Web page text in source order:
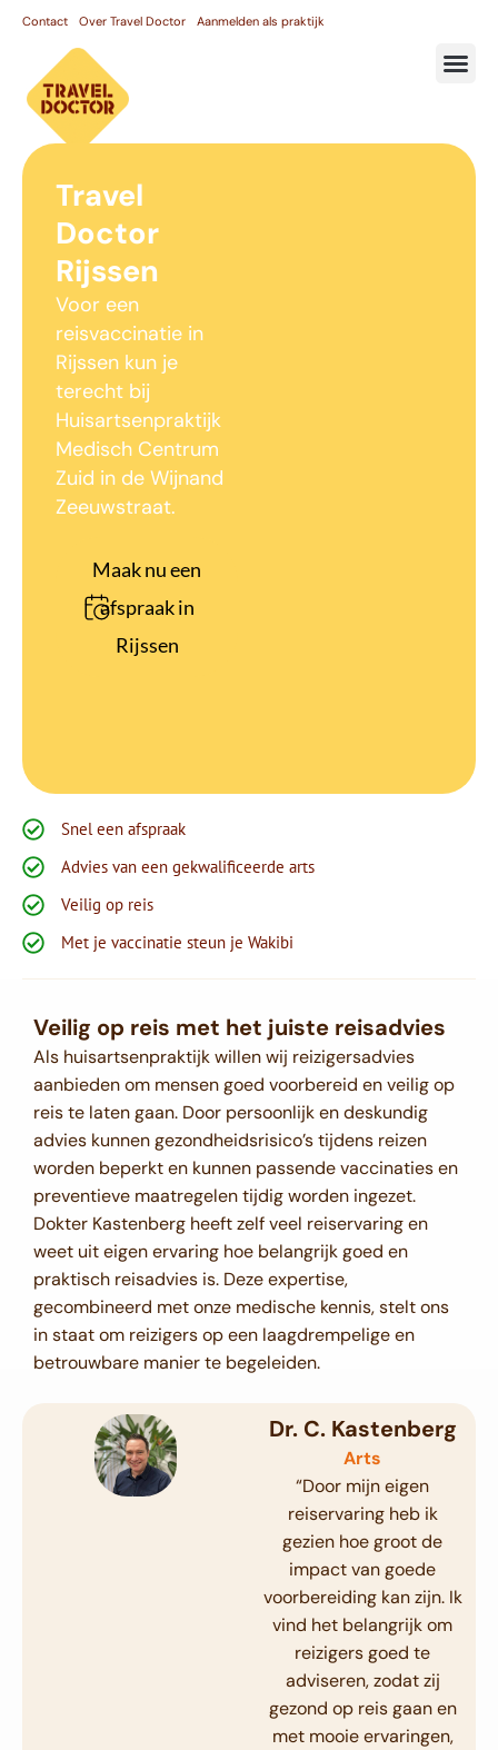
Contact Over Travel Doctor Aanmelden als praktijk
Travel
Doctor
Rijssen
Voor een
reisvaccinatie in
Rijssen kun je
terecht bij
Huisartsenpraktijk
Medisch Centrum
Zuid in de Wijnand
Zeeuwstraat.
Maak nu een
afspraak in
Rijssen
Snel een afspraak
Advies van een gekwalificeerde arts
Veilig op reis
Met je vaccinatie steun je Wakibi
Veilig op reis met het juiste reisadvies
Als huisartsenpraktijk willen wij reizigersadvies
aanbieden om mensen goed voorbereid en veilig op
reis te laten gaan. Door persoonlijk en deskundig
advies kunnen gezondheidsrisico’s tijdens reizen
worden beperkt en kunnen passende vaccinaties en
preventieve maatregelen tijdig worden ingezet.
Dokter Kastenberg heeft zelf veel reiservaring en
weet uit eigen ervaring hoe belangrijk goed en
praktisch reisadvies is. Deze expertise,
gecombineerd met onze medische kennis, stelt ons
in staat om reizigers op een laagdrempelige en
betrouwbare manier te begeleiden.
Dr. C. Kastenberg
Arts
“Door mijn eigen
reiservaring heb ik
gezien hoe groot de
impact van goede
voorbereiding kan zijn. Ik
vind het belangrijk om
reizigers goed te
adviseren, zodat zij
gezond op reis gaan en
met mooie ervaringen,